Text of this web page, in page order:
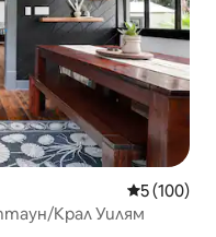
Средна
5 (100)
Крал Уилям